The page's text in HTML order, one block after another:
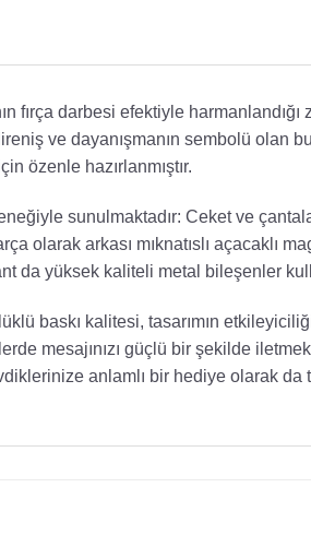
fırça darbesi efektiyle
ve dayanışmanın sembolü olan
özenle hazırlanmıştır.
sunulmaktadır: Ceket ve
olarak arkası mıknatıslı açacaklı
da yüksek kaliteli metal bileşenler
baskı kalitesi, tasarımın
mesajınızı güçlü bir şekilde
anlamlı bir hediye olarak da